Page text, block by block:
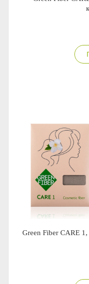
Green Fiber CARE